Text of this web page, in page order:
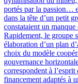
portés par la passion…
dans la tête d’un petit
constataient un manque
Rapidement, le groupe
élaboration d’un plan
choix du modèle
gouvernance
correspondent à
financement adaptés à